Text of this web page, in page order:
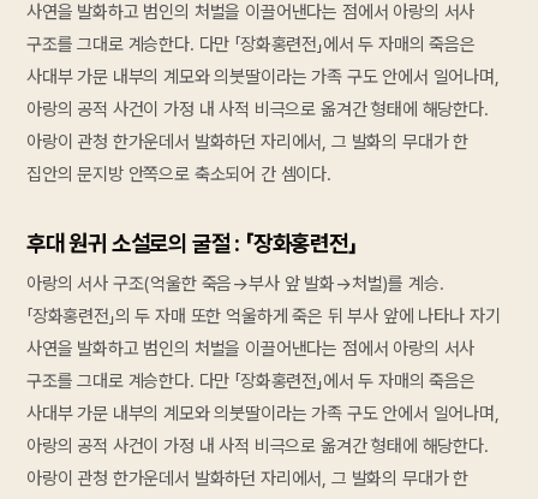
사연을 발화하고 범인의 처벌을 이끌어낸다는 점에서 아랑의 서사
구조를 그대로 계승한다. 다만 「장화홍련전」에서 두 자매의 죽음은
사대부 가문 내부의 계모와 의붓딸이라는 가족 구도 안에서 일어나며,
아랑의 공적 사건이 가정 내 사적 비극으로 옮겨간 형태에 해당한다.
아랑이 관청 한가운데서 발화하던 자리에서, 그 발화의 무대가 한
집안의 문지방 안쪽으로 축소되어 간 셈이다.
후대 원귀 소설로의 굴절 : 「장화홍련전」
아랑의 서사 구조(억울한 죽음→부사 앞 발화→처벌)를 계승.
「장화홍련전」의 두 자매 또한 억울하게 죽은 뒤 부사 앞에 나타나 자기
사연을 발화하고 범인의 처벌을 이끌어낸다는 점에서 아랑의 서사
구조를 그대로 계승한다. 다만 「장화홍련전」에서 두 자매의 죽음은
사대부 가문 내부의 계모와 의붓딸이라는 가족 구도 안에서 일어나며,
아랑의 공적 사건이 가정 내 사적 비극으로 옮겨간 형태에 해당한다.
아랑이 관청 한가운데서 발화하던 자리에서, 그 발화의 무대가 한